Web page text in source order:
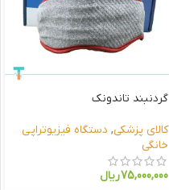
گردنبند تاندونک
کالای پزشکی, دستگاه فیزیوتراپی
خانگی
75,000,000ریال